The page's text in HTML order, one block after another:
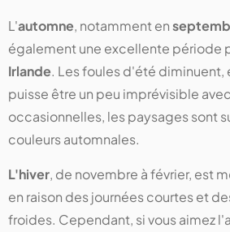
L'automne, notamment en
également une excellente période
Irlande. Les foules d'été
puisse être un peu imprévisible
occasionnelles, les paysages sont
couleurs automnales.
L'hiver, de novembre à février, est
en raison des journées courtes et
froides. Cependant, si vous aimez